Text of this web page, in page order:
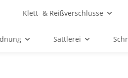
Klett- & Reißverschlüsse
Sattlerei